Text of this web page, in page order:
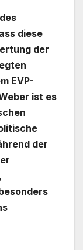
diese
der
EVP-
ist es
der